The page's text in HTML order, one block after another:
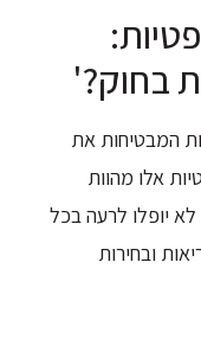
בחוק?'
המבטיחות את
אלו מהוות
יופלו לרעה בכל
ובחירות